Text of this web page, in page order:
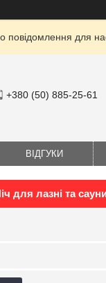
повідомлення для
+380 (50) 885-25-61
ВІДГУКИ
для лазні та